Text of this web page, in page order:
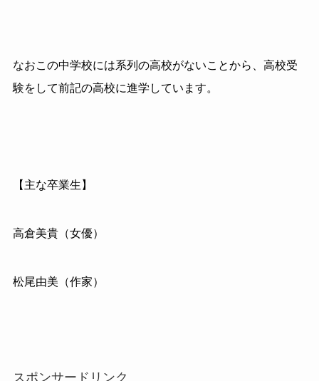
なおこの中学校には系列の高校がないことから、高校受
験をして前記の高校に進学しています。
【主な卒業生】
高倉美貴（女優）
松尾由美（作家）
スポンサードリンク